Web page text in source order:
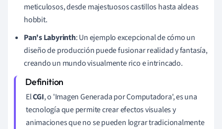
meticulosos, desde majestuosos castillos hasta aldeas
hobbit.
Pan's Labyrinth: Un ejemplo excepcional de cómo un
diseño de producción puede fusionar realidad y fantasía,
creando un mundo visualmente rico e intrincado.
ElCGI, o 'Imagen Generada por Computadora', es una
tecnología que permite crear efectos visuales y
animaciones que no se pueden lograr tradicionalmente